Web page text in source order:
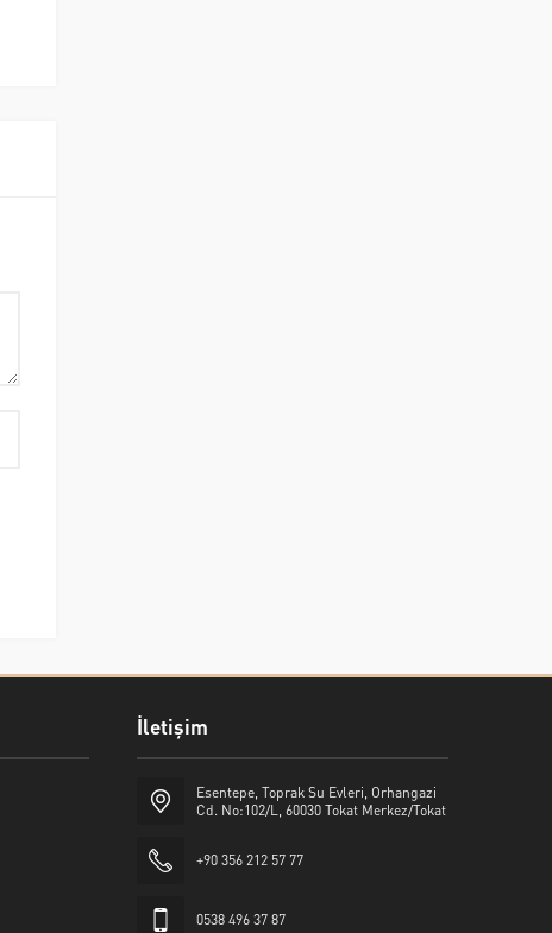
İletişim
Esentepe, Toprak Su Evleri, Orhangazi
Cd. No:102/L, 60030 Tokat Merkez/Tokat
+90 356 212 57 77
0538 496 37 87